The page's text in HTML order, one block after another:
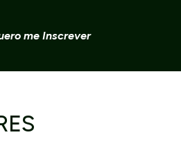
me Inscrever